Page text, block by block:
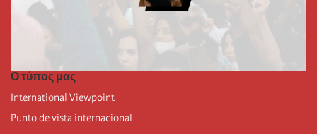
Ο τύπος μας
International Viewpoint
Punto de vista internacional